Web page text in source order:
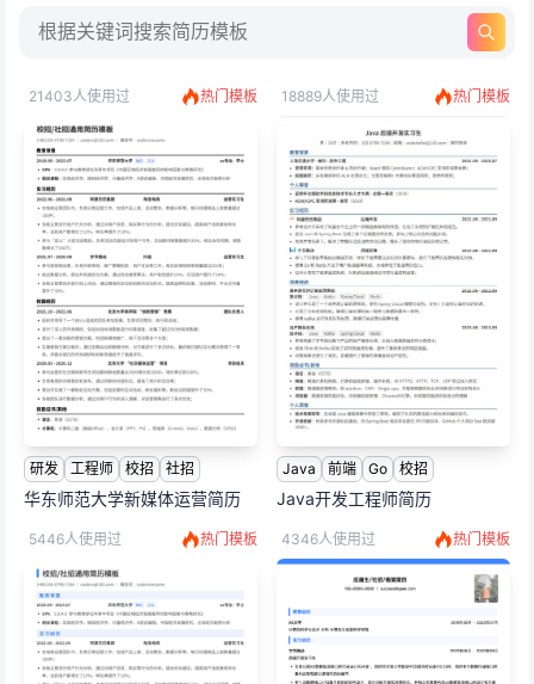
21403人使用过 热门模板
研发 工程师 校招 社招
华东师范大学新媒体运营简历
18889人使用过 热门模板
Java 前端 Go 校招
Java开发工程师简历
5446人使用过 热门模板 4346人使用过 热门模板